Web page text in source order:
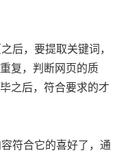
后，要提取关键词，
复，判断网页的质
之后，符合要求的才
符合它的喜好了，通